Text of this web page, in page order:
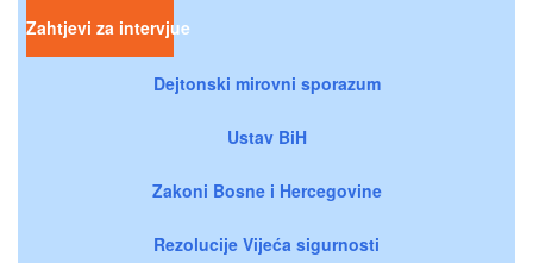
Zahtjevi za intervjue
Dejtonski mirovni sporazum
Ustav BiH
Zakoni Bosne i Hercegovine
Rezolucije Vijeća sigurnosti